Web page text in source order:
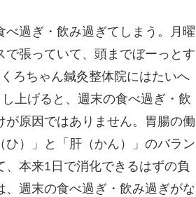
過ぎ・飲み過ぎてしまう。月曜
張っていて、頭までぼーっとす
ろちゃん鍼灸整体院にはたいへ
上げると、週末の食べ過ぎ・飲
原因ではありません。胃腸の働
）」と「肝（かん）」のバラン
本来1日で消化できるはずの負
週末の食べ過ぎ・飲み過ぎがな